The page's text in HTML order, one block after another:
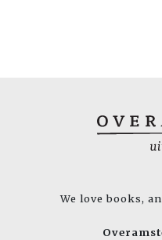
We love books,